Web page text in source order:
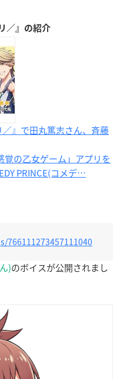
／』の紹介
』で田丸篤志さん、斉藤
の乙女ゲーム」アプリを
PRINCE(コメデ…
)のボイスが公開されまし